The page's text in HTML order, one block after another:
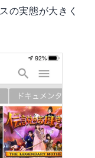
の実態が大きく